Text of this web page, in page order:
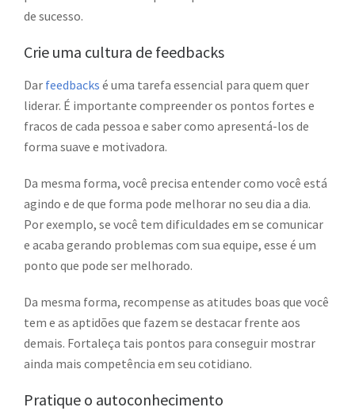
de sucesso.
Crie uma cultura de feedbacks
Dar feedbacks é uma tarefa essencial para quem quer
liderar. É importante compreender os pontos fortes e
fracos de cada pessoa e saber como apresentá-los de
forma suave e motivadora.
Da mesma forma, você precisa entender como você está
agindo e de que forma pode melhorar no seu dia a dia.
Por exemplo, se você tem dificuldades em se comunicar
e acaba gerando problemas com sua equipe, esse é um
ponto que pode ser melhorado.
Da mesma forma, recompense as atitudes boas que você
tem e as aptidões que fazem se destacar frente aos
demais. Fortaleça tais pontos para conseguir mostrar
ainda mais competência em seu cotidiano.
Pratique o autoconhecimento